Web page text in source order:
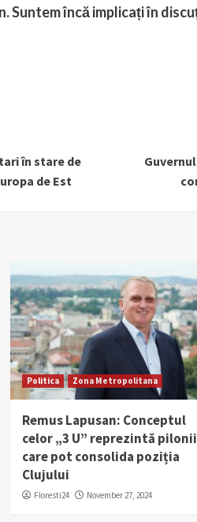
Suntem încă implicați în
în stare de
de Est
Politica Zona Metropolitana
Remus Lapusan: Conceptul
celor „3 U” reprezintă pilonii
care pot consolida poziția
Clujului
Floresti24 November 27, 2024